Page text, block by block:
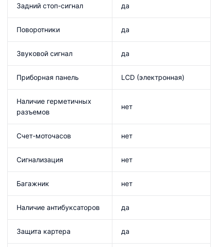
Задний стоп-сигнал да
Поворотники да
Звуковой сигнал да
Приборная панель LCD (электронная)
Наличие герметичных
разъемов
нет
Счет-моточасов нет
Сигнализация нет
Багажник нет
Наличие антибуксаторов да
Защита картера да